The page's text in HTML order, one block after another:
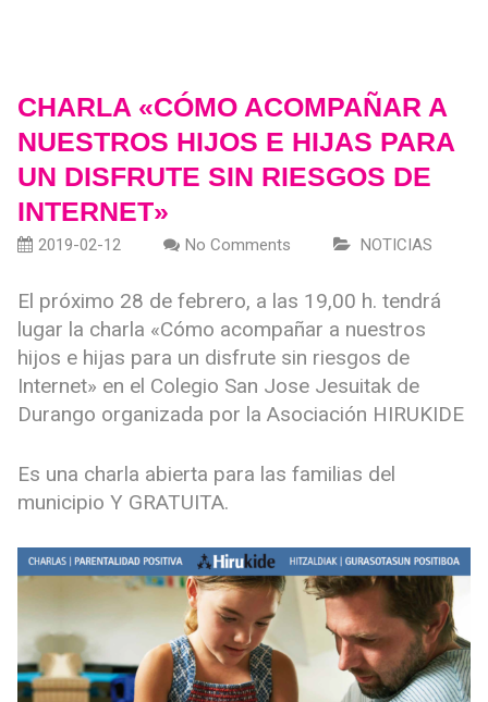
CHARLA «CÓMO ACOMPAÑAR A
NUESTROS HIJOS E HIJAS PARA
UN DISFRUTE SIN RIESGOS DE
INTERNET»
2019-02-12 No Comments NOTICIAS
El próximo 28 de febrero, a las 19,00 h. tendrá
lugar la charla «Cómo acompañar a nuestros
hijos e hijas para un disfrute sin riesgos de
Internet» en el Colegio San Jose Jesuitak de
Durango organizada por la Asociación HIRUKIDE
Es una charla abierta para las familias del
municipio Y GRATUITA.